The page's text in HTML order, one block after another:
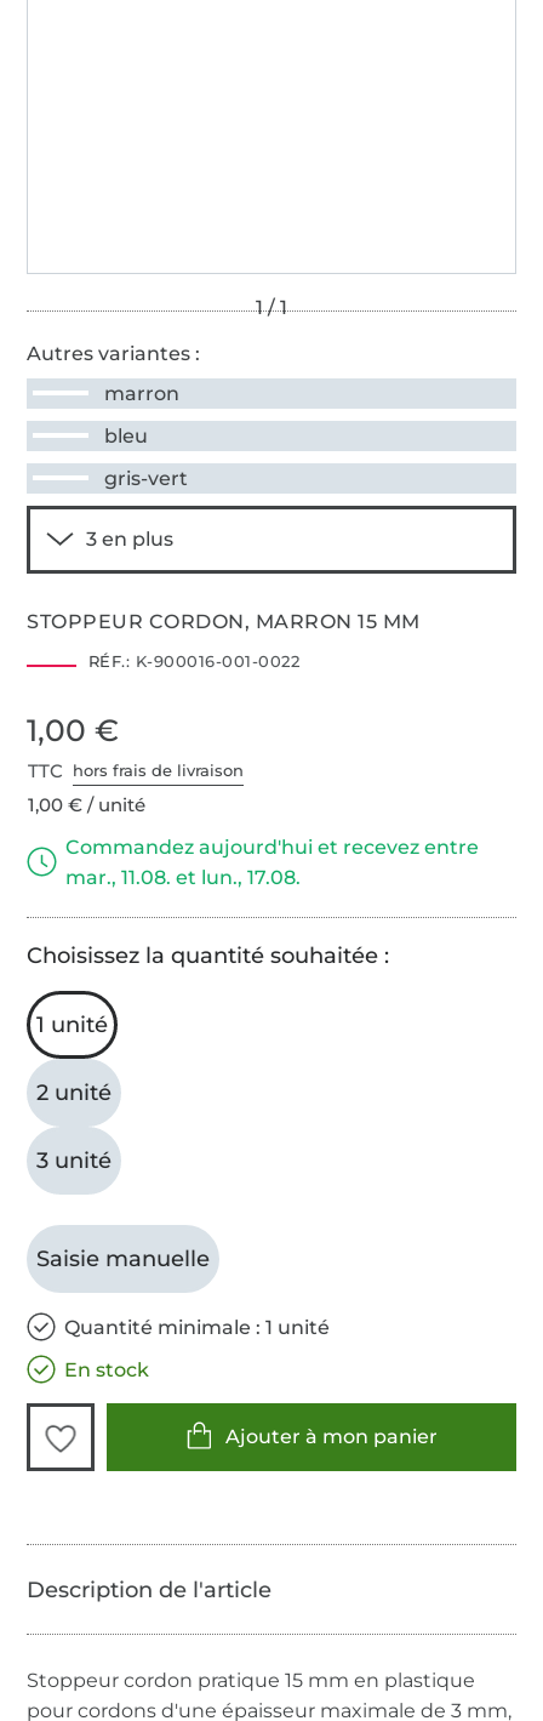
Autres variantes :
marron
bleu
gris-vert
STOPPEUR CORDON, MARRON 15 MM
RÉF.: K-900016-001-0022
1,00 €
TTC hors frais de livraison
1,00 € / unité
Commandez aujourd'hui et recevez entre
mar., 11.08. et lun., 17.08.
Choisissez la quantité souhaitée :
1 unité
2 unité
3 unité
Saisie manuelle
Quantité minimale : 1 unité
En stock
Ajouter à mon panier
Stoppeur cordon pratique 15 mm en plastique
pour cordons d'une épaisseur maximale de 3 mm,